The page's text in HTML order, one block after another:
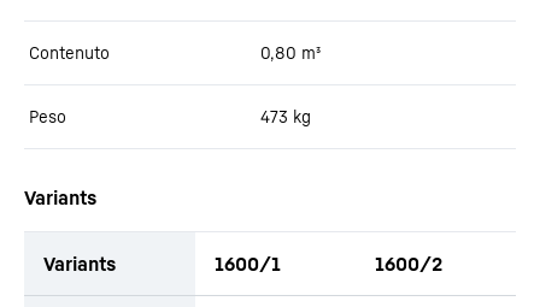
Contenuto 0,80 m³
Peso 473 kg
Variants
Variants 1600/1 1600/2